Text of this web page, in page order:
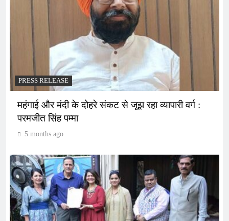
PRESS RELEASE
महंगाई और मंदी के दोहरे संकट से जूझ रहा व्यापारी वर्ग :
परमजीत सिंह पम्मा
5 months ago